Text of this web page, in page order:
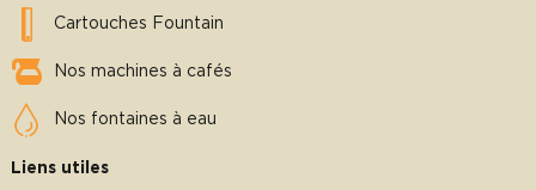
Cartouches Fountain
Nos machines à cafés
Nos fontaines à eau
Liens utiles